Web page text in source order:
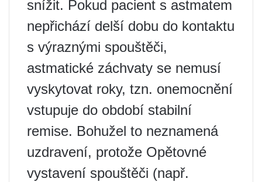
snížit. Pokud pacient s astmatem
nepřichází delší dobu do kontaktu
s výraznými spouštěči,
astmatické záchvaty se nemusí
vyskytovat roky, tzn. onemocnění
vstupuje do období stabilní
remise. Bohužel to neznamená
uzdravení, protože Opětovné
vystavení spouštěči (např.